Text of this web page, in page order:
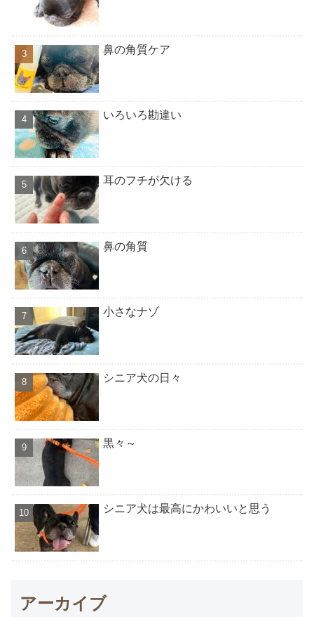
鼻の角質ケア
いろいろ勘違い
耳のフチが欠ける
鼻の角質
小さなナゾ
シニア犬の日々
黒々～
シニア犬は最高にかわいいと思う
アーカイブ